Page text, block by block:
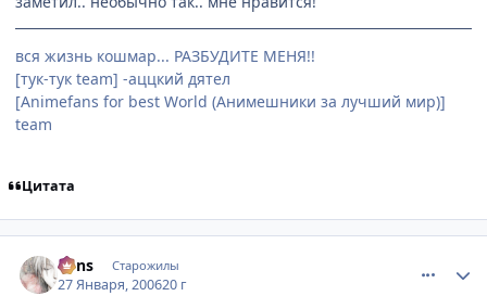
вся жизнь кошмар... РАЗБУДИТЕ МЕНЯ!!
[тук-тук team] -аццкий дятел
[Animefans for best World (Анимешники за лучший мир)]
team
Цитата
vons Старожилы
27 Января, 200620 г